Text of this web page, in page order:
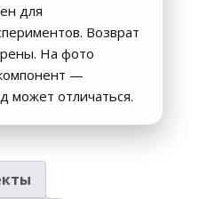
для
Возврат
На фото
—
может отличаться.